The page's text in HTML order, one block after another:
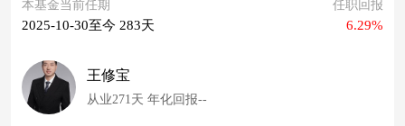
本基金当前任期
2025-10-30至今 283天
任职回报
6.29%
王修宝
从业271天 年化回报--